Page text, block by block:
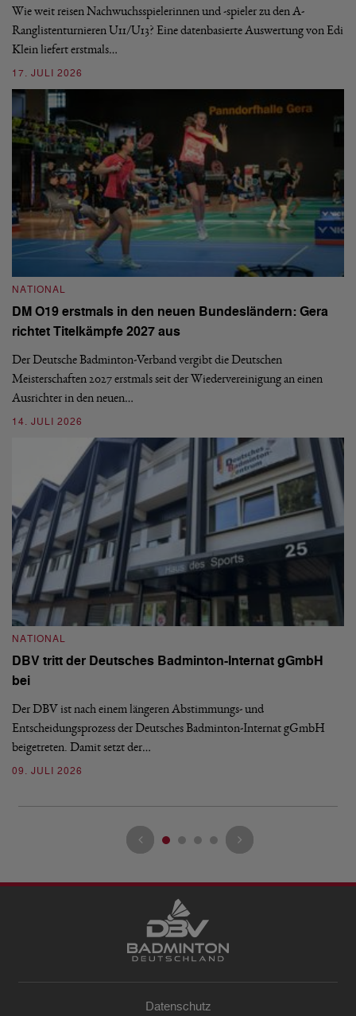
Wie weit reisen Nachwuchsspielerinnen und -spieler zu den A-
Ranglistenturnieren U11/U13? Eine datenbasierte Auswertung von Edi
Klein liefert erstmals…
17. JULI 2026
NATIONAL
DM O19 erstmals in den neuen Bundesländern: Gera
richtet Titelkämpfe 2027 aus
Der Deutsche Badminton-Verband vergibt die Deutschen
Meisterschaften 2027 erstmals seit der Wiedervereinigung an einen
Ausrichter in den neuen…
14. JULI 2026
NATIONAL
DBV tritt der Deutsches Badminton-Internat gGmbH
bei
Der DBV ist nach einem längeren Abstimmungs- und
Entscheidungsprozess der Deutsches Badminton-Internat gGmbH
beigetreten. Damit setzt der…
09. JULI 2026
Datenschutz